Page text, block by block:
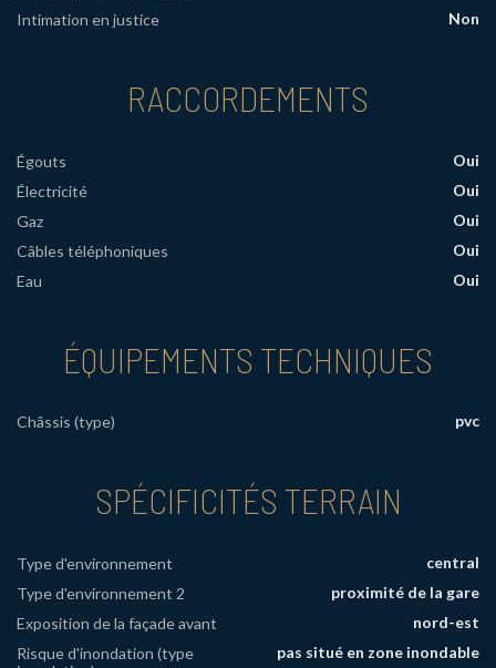
Intimation en justice
Non
RACCORDEMENTS
Égouts
Oui
Électricité
Oui
Gaz
Oui
Câbles téléphoniques
Oui
Eau
Oui
ÉQUIPEMENTS TECHNIQUES
Châssis (type) pvc
SPÉCIFICITÉS TERRAIN
Type d'environnement
central
Type d'environnement 2
proximité de la gare
Exposition de la façade avant
nord-est
Risque d'inondation (type
pas situé en zone inondable